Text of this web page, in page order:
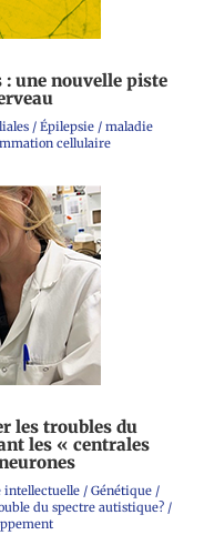
: une nouvelle piste
/ Épilepsie / maladie
cellulaire
les troubles du
les « centrales
intellectuelle/ Génétique/
du spectre autistique? /